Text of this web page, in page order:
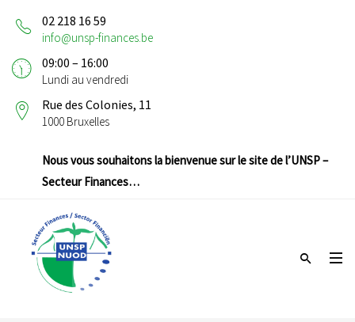
02 218 16 59
info@unsp-finances.be
09:00 – 16:00
Lundi au vendredi
Rue des Colonies, 11
1000 Bruxelles
Nous vous souhaitons la bienvenue sur le site de l’UNSP –
Secteur Finances…